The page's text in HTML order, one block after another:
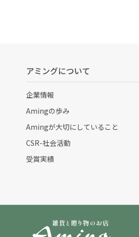
アミングについて
企業情報
Amingの歩み
Amingが大切にしていること
CSR-社会活動
受賞実績